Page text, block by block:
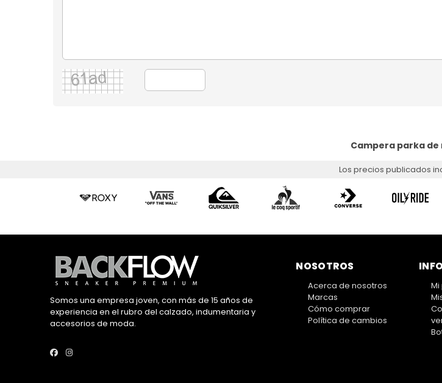
Campera parka de
Los precios publicados
Somos una empresa joven, con más de 15 años de
experiencia en el rubro del calzado, indumentaria y
accesorios de moda.
NOSOTROS
Acerca de nosotros
Marcas
Cómo comprar
Política de cambios
Mi